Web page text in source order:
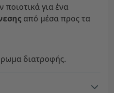
για ένα
από μέσα προς τα
διατροφής.